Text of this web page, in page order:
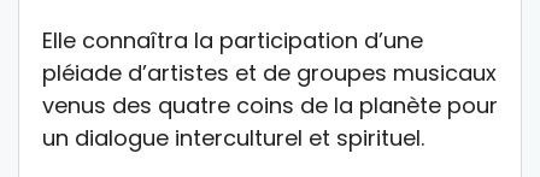
Elle connaîtra la participation d’une
pléiade d’artistes et de groupes musicaux
venus des quatre coins de la planète pour
un dialogue interculturel et spirituel.